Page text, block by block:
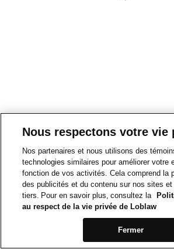
Nous respectons votre vie
Nos partenaires et nous utilisons des
technologies similaires pour améliorer votre
fonction de vos activités. Cela comprend la
des publicités et du contenu sur nos sites
tiers. Pour en savoir plus, consultez la
au respect de la vie privée de Loblaw
Fermer